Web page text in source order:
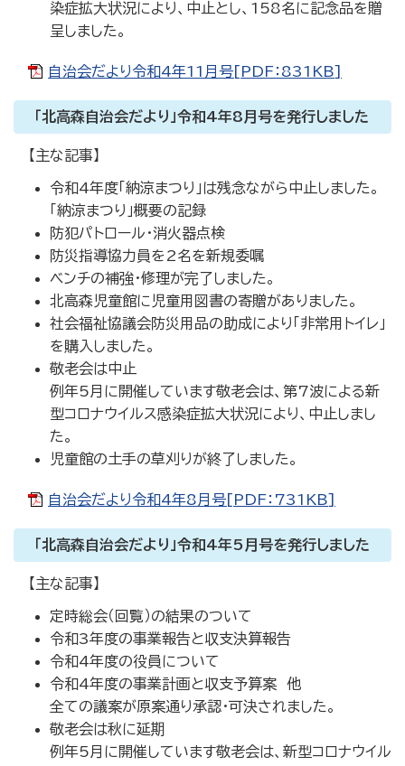
染症拡大状況により、中止とし、158名に記念品を贈
呈しました。
自治会だより令和4年11月号[PDF：831KB]
「北高森自治会だより」令和4年8月号を発行しました
【主な記事】
令和4年度「納涼まつり」は残念ながら中止しました。
「納涼まつり」概要の記録
防犯パトロール・消火器点検
防災指導協力員を2名を新規委嘱
ベンチの補強・修理が完了しました。
北高森児童館に児童用図書の寄贈がありました。
社会福祉協議会防災用品の助成により「非常用トイレ」
を購入しました。
敬老会は中止
例年5月に開催しています敬老会は、第7波による新
型コロナウイルス感染症拡大状況により、中止しまし
た。
児童館の土手の草刈りが終了しました。
自治会だより令和4年8月号[PDF：731KB]
「北高森自治会だより」令和4年5月号を発行しました
【主な記事】
定時総会（回覧）の結果のついて
令和3年度の事業報告と収支決算報告
令和4年度の役員について
令和4年度の事業計画と収支予算案 他
全ての議案が原案通り承認・可決されました。
敬老会は秋に延期
例年5月に開催しています敬老会は、新型コロナウイル